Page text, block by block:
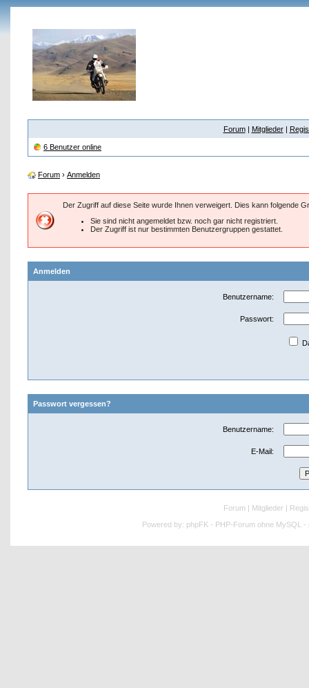
Forum| Mitglieder|
6 Benutzer online
Forum › Anmelden
Der Zugriff auf diese Seite wurde Ihnen verweigert. Dies kann folgende
Sie sind nicht angemeldet bzw. noch gar nicht registriert.
Der Zugriff ist nur bestimmten Benutzergruppen gestattet.
Anmelden
Benutzername:
Passwort:
Passwort vergessen?
Benutzername:
E-Mail:
Forum Mitglieder
Powered by: phpFK - PHP-Forum ohne MySQL -